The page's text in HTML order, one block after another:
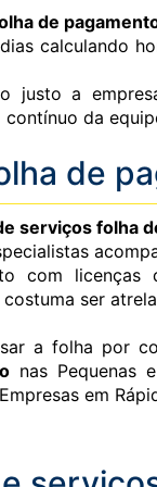
de
calculando
justo a
da
de
serviços folha
com
ser
a folha por
nas Pequenas
em